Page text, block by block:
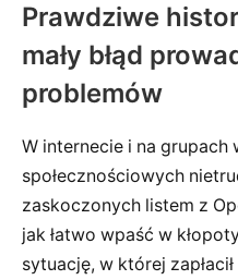
Prawdziwe
mały błąd
problemów
W internecie i na grupach
społecznościowych
zaskoczonych listem z
jak łatwo wpaść w
sytuację, w której